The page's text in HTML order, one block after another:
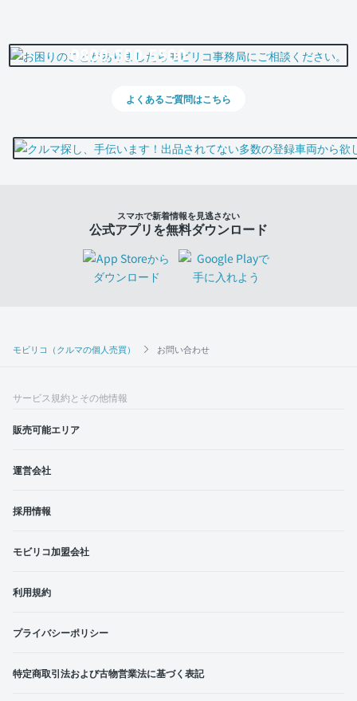
モビリコ（クルマの個人売買） お問い合わせ
0800-500-5500
よくあるご質問はこちら
スマホで新着情報を見逃さない
公式アプリを無料ダウンロード
サービス規約とその他情報
販売可能エリア
運営会社
採用情報
モビリコ加盟会社
利用規約
プライバシーポリシー
特定商取引法および古物営業法に基づく表記